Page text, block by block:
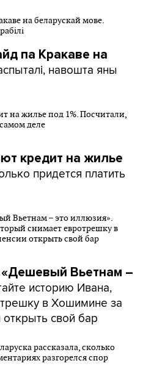
па Кракаве на
навошта яны
кредит на жилье
придется платить
Вьетнам –
историю Ивана,
в Хошимине за
свой бар